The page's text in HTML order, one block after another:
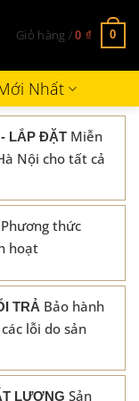
Giỏ hàng /0 ₫ 0
Nhất
LẮP ĐẶT Miễn
Nội cho tất cả
Phương thức
hoạt
TRẢ Bảo hành
lỗi do sản
LƯỢNG Sản